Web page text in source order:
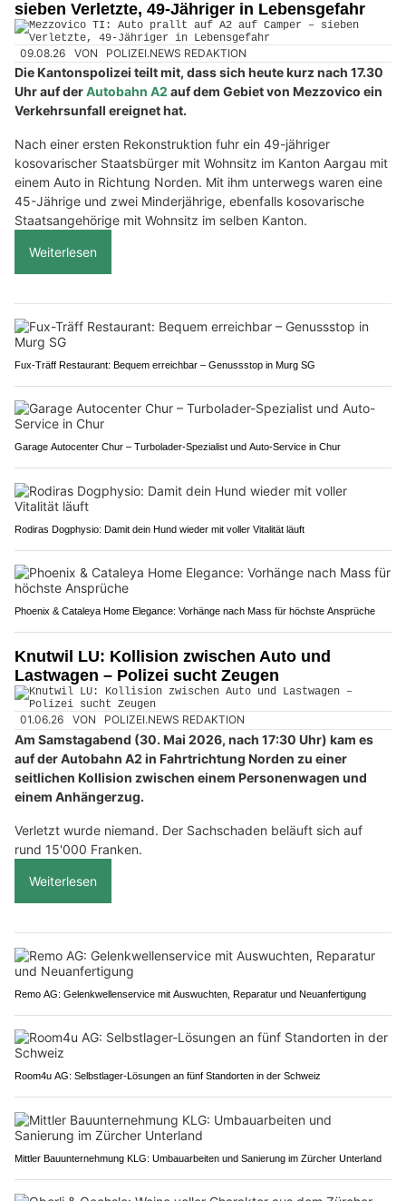
sieben Verletzte, 49-Jähriger in Lebensgefahr
09.08.26 VON POLIZEI.NEWS REDAKTION
Die Kantonspolizei teilt mit, dass sich heute kurz nach 17.30
Uhr auf derAutobahn A2 auf dem Gebiet von Mezzovico ein
Verkehrsunfall ereignet hat.
Nach einer ersten Rekonstruktion fuhr ein 49-jähriger
kosovarischer Staatsbürger mit Wohnsitz im Kanton Aargau mit
einem Auto in Richtung Norden. Mit ihm unterwegs waren eine
45-Jährige und zwei Minderjährige, ebenfalls kosovarische
Staatsangehörige mit Wohnsitz im selben Kanton.
Weiterlesen
Fux-Träff Restaurant: Bequem erreichbar – Genussstop in Murg SG
Garage Autocenter Chur – Turbolader-Spezialist und Auto-Service in Chur
Rodiras Dogphysio: Damit dein Hund wieder mit voller Vitalität läuft
Phoenix & Cataleya Home Elegance: Vorhänge nach Mass für höchste Ansprüche
Knutwil LU: Kollision zwischen Auto und
Lastwagen – Polizei sucht Zeugen
01.06.26 VON POLIZEI.NEWS REDAKTION
Am Samstagabend (30. Mai 2026, nach 17:30 Uhr) kam es
auf der Autobahn A2 in Fahrtrichtung Norden zu einer
seitlichen Kollision zwischen einem Personenwagen und
einem Anhängerzug.
Verletzt wurde niemand. Der Sachschaden beläuft sich auf
rund 15'000 Franken.
Weiterlesen
Remo AG: Gelenkwellenservice mit Auswuchten, Reparatur und Neuanfertigung
Room4u AG: Selbstlager-Lösungen an fünf Standorten in der Schweiz
Mittler Bauunternehmung KLG: Umbauarbeiten und Sanierung im Zürcher Unterland